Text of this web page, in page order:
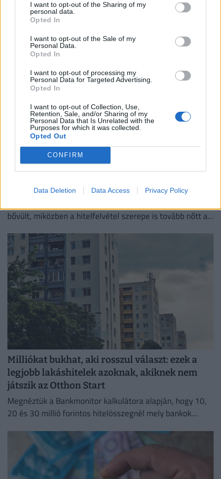
I want to opt-out of the Sharing of my
personal data.
Opted In
I want to opt-out of the Sale of my
Personal Data.
Opted In
I want to opt-out of processing my
Personal Data for Targeted Advertising.
Opted In
I want to opt-out of Collection, Use,
Retention, Sale, and/or Sharing of my
Personal Data that Is Unrelated with the
Purposes for which it was collected.
Opted Out
CONFIRM
Data Deletion Data Access Privacy Policy
Majdnem 3 millió forint volt idén június közepéig az
igényelt személyi kölcsönök átlagösszege.
Hihetetlen kiskapu a magyar lakáshiteleknél:
milliókat spórolhatsz ezzel az elfeledett
módszerrel
bővült, miközben a hitelfelvétel szerepe is tovább nőtt a
Milliókat bukhat, aki rosszul választ: ezek a
legjobb lakáshitelek azoknak, akiknek nem
játszik az Otthon Start
Megnéztük a Bankmonitor kalkulátora alapján, hogy 10,
20 és 30 millió forintos hitelösszegnél mely bankok